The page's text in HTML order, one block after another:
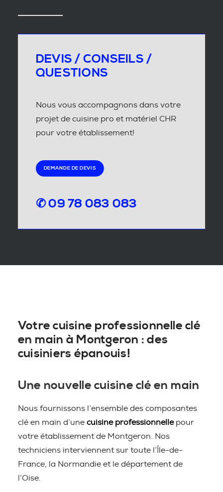
DEVIS / CONSEILS /
QUESTIONS
Nous vous accompagnons dans votre
projet de cuisine pro et matériel CHR
pour votre établissement!
DEMANDE DE DEVIS
✆ 09 78 083 083
Votre cuisine professionnelle clé
en main à Montgeron : des
cuisiniers épanouis!
Une nouvelle cuisine clé en main
Nous fournissons l’ensemble des composantes
clé en main d’une cuisine professionnellepour
votre établissement de Montgeron. Nos
techniciens interviennent sur toute l’Île-de-
France, la Normandie et le département de
l’Oise.